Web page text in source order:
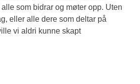
som bidrar og møter opp. Uten
eller alle dere som deltar på
vi aldri kunne skapt